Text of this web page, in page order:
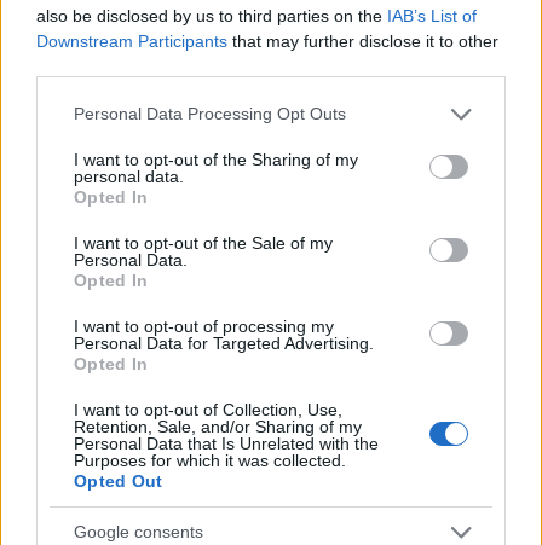
also be disclosed by us to third parties on the IAB’s List of
Downstream Participants that may further disclose it to other
Please note that this website/app uses one or more Google
not limited to your visit or usage behaviour. You may click to
grant or deny consent to Google and its third-party tags to
use your data for below specified purposes in below Google
consent section.
Personal Data Processing Opt Outs
I want to opt-out of the Sharing of my
personal data.
Opted In
I want to opt-out of the Sale of my
Personal Data.
Opted In
I want to opt-out of processing my
Personal Data for Targeted Advertising.
Opted In
I want to opt-out of Collection, Use,
Retention, Sale, and/or Sharing of my
Personal Data that Is Unrelated with the
Purposes for which it was collected.
Opted Out
Google consents
mentén" - jegyezték meg.
Az ukrán vezérkar jelentése szerint egy
nap alatt mintegy 450 orosz katona
vesztette életét Ukrajnában, a háború
kezdete óta pedig eddig már 49 500-an.
RAKÉTA-SOROZATVETŐ UKRÁN ELLENTÁMADÁS
ZAPORIZZSJAI ATOMERŐMŰ
OROSZ KATONAI VESZTESÉG